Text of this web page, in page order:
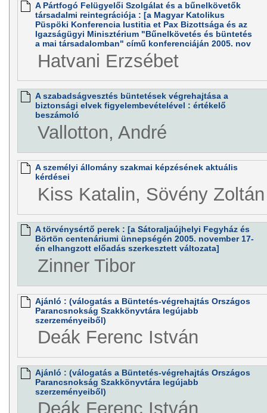
A Pártfogó Felügyelői Szolgálat és a bűnelkövetők
társadalmi reintegrációja : [a Magyar Katolikus
Püspöki Konferencia Iustitia et Pax Bizottsága és az
Igazságügyi Minisztérium "Bűnelkövetés és büntetés
a mai társadalomban" című konferenciáján 2005. nov
Hatvani Erzsébet
A szabadságvesztés büntetések végrehajtása a
biztonsági elvek figyelembevételével : értékelő
beszámoló
Vallotton, André
A személyi állomány szakmai képzésének aktuális
kérdései
Kiss Katalin, Sövény Zoltán
A törvénysértő perek : [a Sátoraljaújhelyi Fegyház és
Börtön centenáriumi ünnepségén 2005. november 17-
én elhangzott előadás szerkesztett változata]
Zinner Tibor
Ajánló : (válogatás a Büntetés-végrehajtás Országos
Parancsnokság Szakkönyvtára legújabb
szerzeményeiből)
Deák Ferenc István
Ajánló : (válogatás a Büntetés-végrehajtás Országos
Parancsnokság Szakkönyvtára legújabb
szerzeményeiből)
Deák Ferenc István